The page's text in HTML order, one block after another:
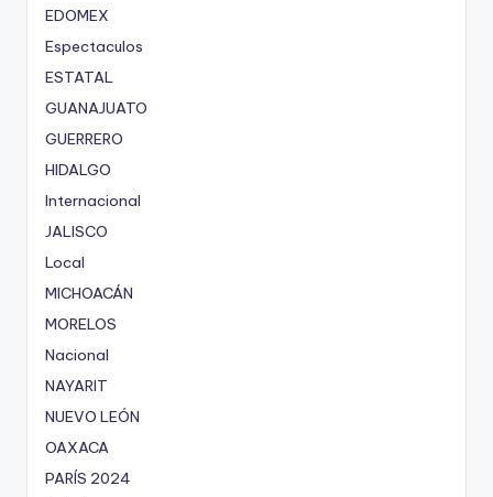
EDOMEX
Espectaculos
ESTATAL
GUANAJUATO
GUERRERO
HIDALGO
Internacional
JALISCO
Local
MICHOACÁN
MORELOS
Nacional
NAYARIT
NUEVO LEÓN
OAXACA
PARÍS 2024